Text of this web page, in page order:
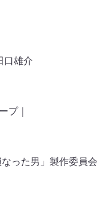
口雄介
プ｜
った男」製作委員会